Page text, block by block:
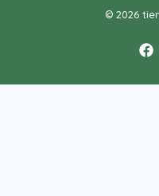
© 2026